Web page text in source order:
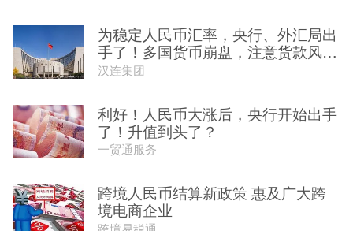
为稳定人民币汇率，央行、外汇局出
手了！多国货币崩盘，注意货款风
险...
汉连集团
利好！人民币大涨后，央行开始出手
了！升值到头了？
一贸通服务
跨境人民币结算新政策 惠及广大跨
境电商企业